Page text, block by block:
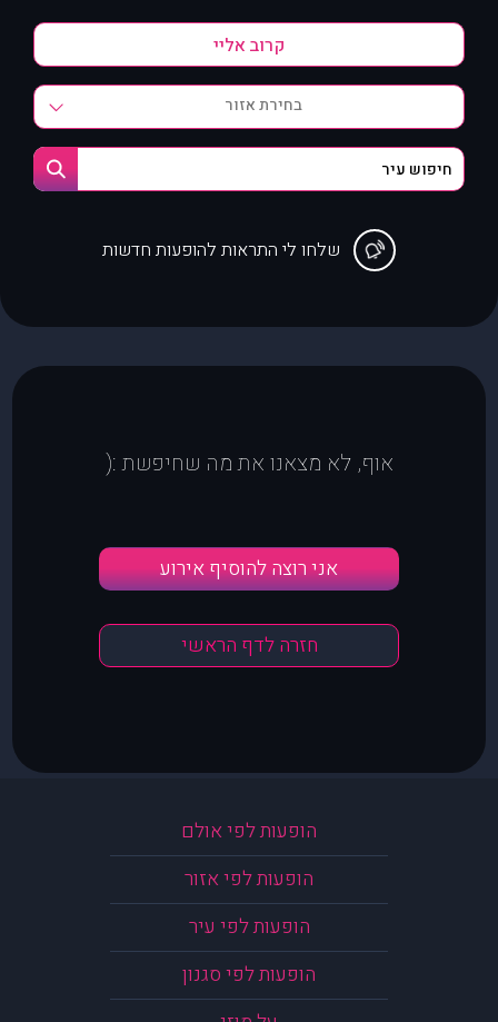
בחירת אזור
שלחו לי התראות להופעות חדשות
אוף, לא מצאנו את מה שחיפשת :(
אני רוצה להוסיף אירוע
חזרה לדף הראשי
הופעות לפי אולם
הופעות לפי אזור
הופעות לפי עיר
הופעות לפי סגנון